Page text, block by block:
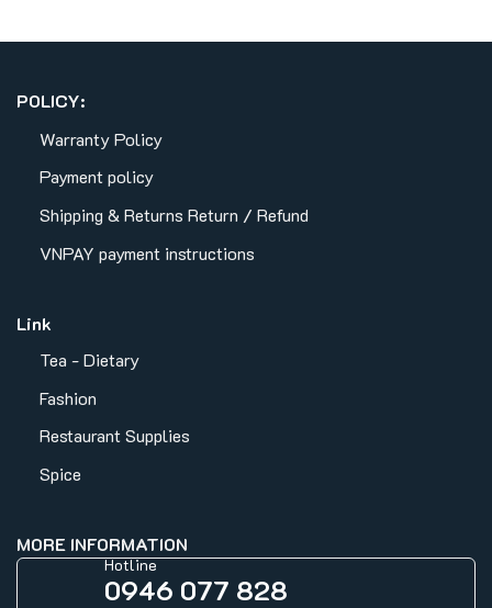
POLICY:
Warranty Policy
Payment policy
Shipping & Returns Return / Refund
VNPAY payment instructions
Link
Tea - Dietary
Fashion
Restaurant Supplies
Spice
MORE INFORMATION
Hotline
0946 077 828